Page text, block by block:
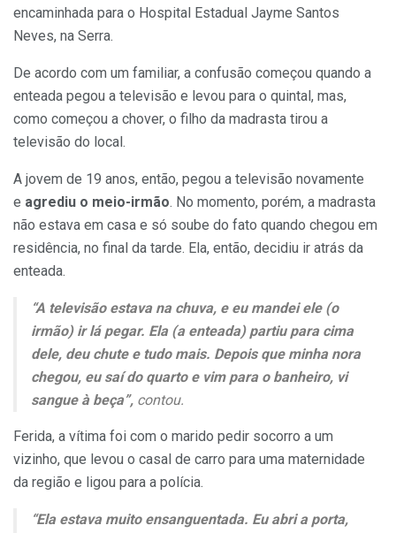
encaminhada para o Hospital Estadual Jayme Santos
Neves, na Serra.
De acordo com um familiar, a confusão começou quando a
enteada pegou a televisão e levou para o quintal, mas,
como começou a chover, o filho da madrasta tirou a
televisão do local.
A jovem de 19 anos, então, pegou a televisão novamente
e agrediu o meio-irmão. No momento, porém, a madrasta
não estava em casa e só soube do fato quando chegou em
residência, no final da tarde. Ela, então, decidiu ir atrás da
enteada.
“A televisão estava na chuva, e eu mandei ele (o
irmão) ir lá pegar. Ela (a enteada) partiu para cima
dele, deu chute e tudo mais. Depois que minha nora
chegou, eu saí do quarto e vim para o banheiro, vi
sangue à beça”, contou.
Ferida, a vítima foi com o marido pedir socorro a um
vizinho, que levou o casal de carro para uma maternidade
da região e ligou para a polícia.
“Ela estava muito ensanguentada. Eu abri a porta,